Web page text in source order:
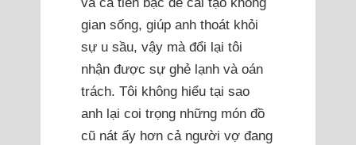
gian sống, giúp anh thoát khỏi
sự u sầu, vậy mà đổi lại tôi
nhận được sự ghẻ lạnh và oán
trách. Tôi không hiểu tại sao
anh lại coi trọng những món đồ
cũ nát ấy hơn cả người vợ đang